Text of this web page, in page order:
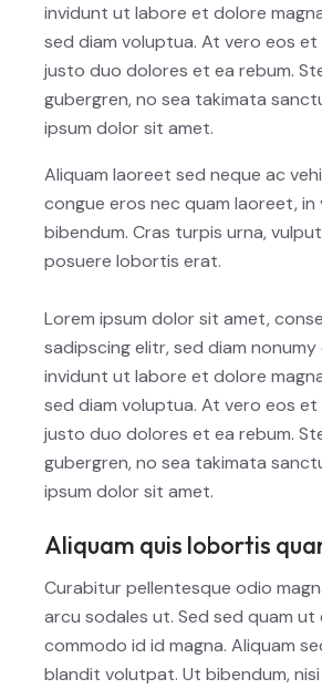
invidunt ut labore et dolore
sed diam voluptua. At vero eos
justo duo dolores et ea rebum.
gubergren, no sea takimata
ipsum dolor sit amet.
Aliquam laoreet sed neque ac
congue eros nec quam laoreet, in
bibendum. Cras turpis urna,
posuere lobortis erat.
Lorem ipsum dolor sit amet,
sadipscing elitr, sed diam
invidunt ut labore et dolore
sed diam voluptua. At vero eos
justo duo dolores et ea rebum.
gubergren, no sea takimata
ipsum dolor sit amet.
Aliquam quis lobortis
Curabitur pellentesque odio
arcu sodales ut. Sed sed quam ut
commodo id id magna. Aliquam
blandit volutpat. Ut bibendum,